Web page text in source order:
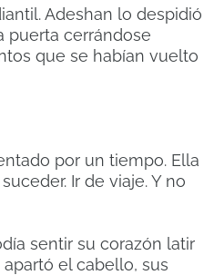
Adeshan lo despidió
puerta cerrándose
que se habían vuelto
por un tiempo. Ella
Ir de viaje. Y no
sentir su corazón latir
el cabello, sus